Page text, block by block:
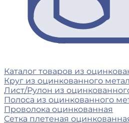
Каталог товаров из
Круг из оцинкованного
Лист/Рулон из
Полоса из оцинкованного
Проволока оцинкованная
Сетка плетеная